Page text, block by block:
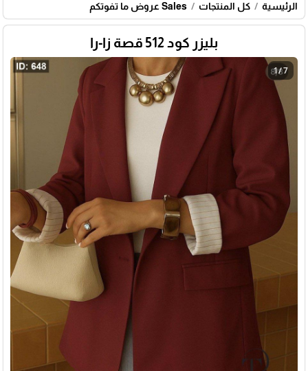
الرئيسية كل المنتجات Sales عروض ما تفوتكم
بليزر كود 512 قصة زا-را
1 / 7